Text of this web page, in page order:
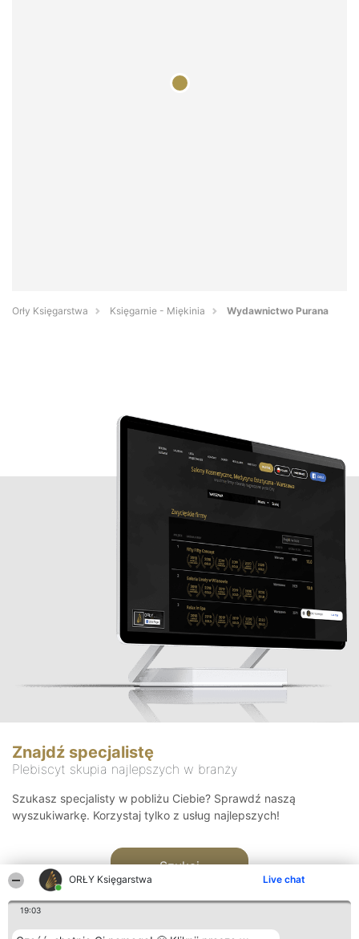
ORŁY Księgarstwa Live chat
19:03
Orły Księgarstwa Księgarnie - Miękinia Wydawnictwo Purana
Znajdź specjalistę
Plebiscyt skupia najlepszych w branży
Szukasz specjalisty w pobliżu Ciebie? Sprawdź naszą
wyszukiwarkę. Korzystaj tylko z usług najlepszych!
Szukaj